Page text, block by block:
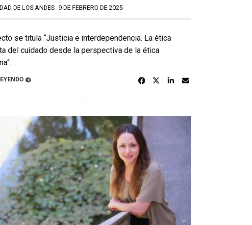
DE LOS ANDES 9 DE FEBRERO DE 2025
se titula “Justicia e interdependencia. La ética
del cuidado desde la perspectiva de la ética